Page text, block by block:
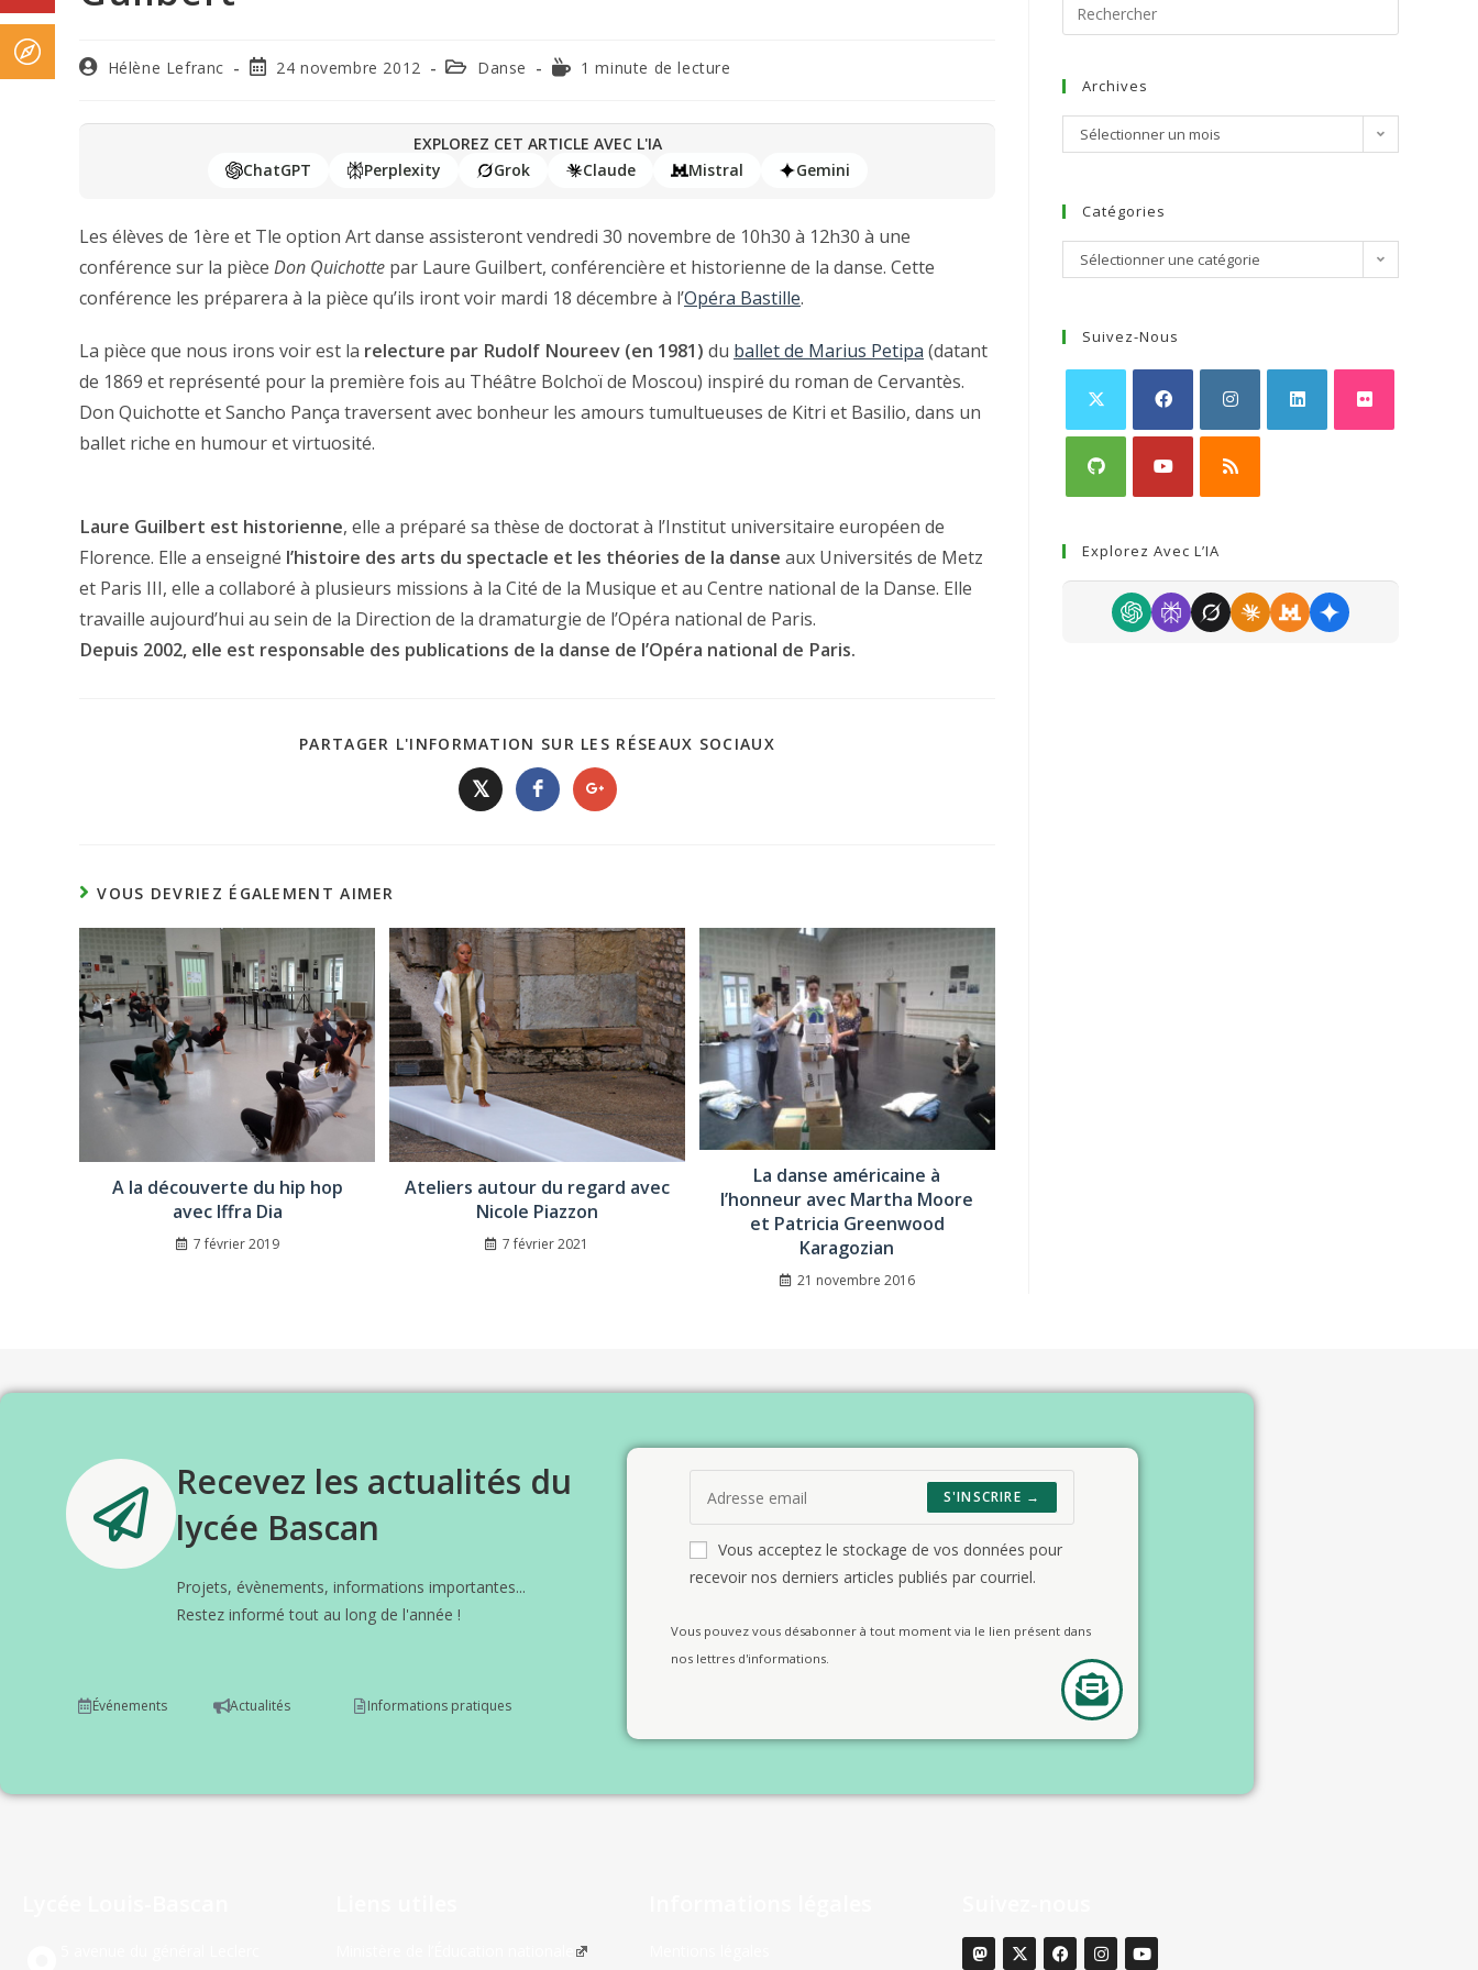
Hélène Lefranc 24 novembre 2012 Danse 1 minute de lecture
EXPLOREZ CET ARTICLE AVEC L'IA
ChatGPT
Perplexity Grok Claude Mistral Gemini
Les élèves de 1ère et Tle option Art danse assisteront vendredi 30 novembre de 10h30 à 12h30 à une
conférence sur la pièce Don Quichotte par Laure Guilbert, conférencière et historienne de la danse. Cette
conférence les préparera à la pièce qu’ils iront voir mardi 18 décembre à l’Opéra Bastille.
La pièce que nous irons voir est la relecture par Rudolf Noureev (en 1981) du ballet de Marius Petipa (datant
de 1869 et représenté pour la première fois au Théâtre Bolchoï de Moscou) inspiré du roman de Cervantès.
Don Quichotte et Sancho Pança traversent avec bonheur les amours tumultueuses de Kitri et Basilio, dans un
ballet riche en humour et virtuosité.
Laure Guilbert est historienne, elle a préparé sa thèse de doctorat à l’Institut universitaire européen de
Florence. Elle a enseigné l’histoire des arts du spectacle et les théories de la danse aux Universités de Metz
et Paris III, elle a collaboré à plusieurs missions à la Cité de la Musique et au Centre national de la Danse. Elle
travaille aujourd’hui au sein de la Direction de la dramaturgie de l’Opéra national de Paris.
Depuis 2002, elle est responsable des publications de la danse de l’Opéra national de Paris.
PARTAGER L'INFORMATION SUR LES RÉSEAUX SOCIAUX
𝕏
VOUS DEVRIEZ ÉGALEMENT AIMER
A la découverte du hip hop
avec Iffra Dia
7 février 2019
Ateliers autour du regard avec
Nicole Piazzon
7 février 2021
La danse américaine à
l’honneur avec Martha Moore
et Patricia Greenwood
Karagozian
21 novembre 2016
Archives
Sélectionner un mois
Catégories
Sélectionner une catégorie
Suivez-Nous
Explorez Avec L’IA
Recevez les actualités du
lycée Bascan
Projets, évènements, informations importantes...
Restez informé tout au long de l'année !
Événements Actualités Informations pratiques
S'INSCRIRE →
Vous acceptez le stockage de vos données pour
recevoir nos derniers articles publiés par courriel.
Vous pouvez vous désabonner à tout moment via le lien présent dans
nos lettres d'informations.